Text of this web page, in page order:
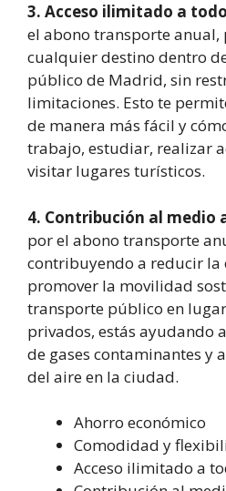
3. Acceso ilimitado a
el abono transporte anual,
cualquier destino dentro
público de Madrid, sin
limitaciones. Esto te
de manera más fácil y
trabajo, estudiar, realizar
visitar lugares turísticos.
4. Contribución al medio
por el abono transporte
contribuyendo a reducir la
promover la movilidad
transporte público en
privados, estás ayudando
de gases contaminantes y
del aire en la ciudad.
Ahorro económico
Comodidad y
Acceso ilimitado a